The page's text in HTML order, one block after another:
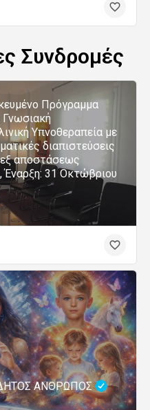
Συνδρομές
Πρόγραμμα
Γνωσιακή
Υπνοθεραπεία με
διαπιστεύσεις
αποστάσεως
Έναρξη: 31 Οκτώβριου
ΑΝΘΡΩΠΟΣ